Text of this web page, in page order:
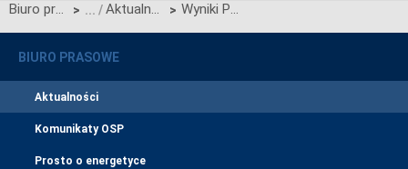
Biuro prasowe > Aktualności > Wyniki Przetargu na rezerwację zdolności przesyłowych w listopadzie 2004 roku
BIURO PRASOWE
Aktualności
Komunikaty OSP
Prosto o energetyce